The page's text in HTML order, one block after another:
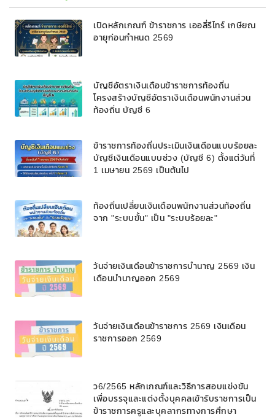
เปิดหลักเกณฑ์ ข้าราชการ เออลี่รีไทร์ เกษียณ
อายุก่อนกำหนด 2569
บัญชีอัตราเงินเดือนข้าราชการท้องถิ่น
โครงสร้างบัญชีอัตราเงินเดือนพนักงานส่วน
ท้องถิ่น บัญชี 6
ข้าราชการท้องถิ่นประเมินเงินเดือนแบบร้อยละ
บัญชีเงินเดือนแบบช่วง (บัญชี 6) ตั้งแต่วันที่
1 เมษายน 2569 เป็นต้นไป
ท้องถิ่นเปลี่ยนเงินเดือนพนักงานส่วนท้องถิ่น
จาก "ระบบขั้น" เป็น "ระบบร้อยละ"
วันจ่ายเงินเดือนข้าราชการบํานาญ 2569 เงิน
เดือนบำนาญออก 2569
วันจ่ายเงินเดือนข้าราชการ 2569 เงินเดือน
ราชการออก 2569
ว6/2565 หลักเกณฑ์และวิธีการสอบแข่งขัน
เพื่อบรรจุและแต่งตั้งบุคคลเข้ารับราชการเป็น
ข้าราชการครูและบุคลากรทางการศึกษา